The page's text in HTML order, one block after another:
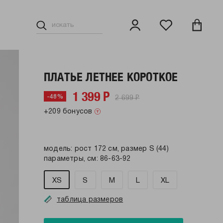
ПЛАТЬЕ ЛЕТНЕЕ КОРОТКОЕ
-48% 1 399 Р 2 699 Р
+209 бонусов
модель: рост 172 см, размер S (44)
параметры, см: 86-63-92
XS S M L XL
таблица размеров